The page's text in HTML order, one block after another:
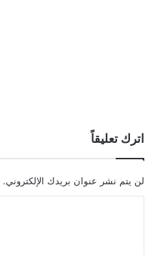
اترك تعليقاً
لن يتم نشر عنوان بريدك الإلكتروني.